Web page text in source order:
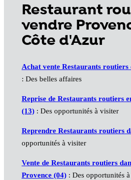
Restaurant
vendre
Côte d'Azur
Achat vente Restaurants routiers
: Des belles affaires
Reprise de Restaurants routiers
(13): Des opportunités à visiter
Reprendre Restaurants routiers
opportunités à visiter
Vente de Restaurants routiers
Provence (04): Des opportunités